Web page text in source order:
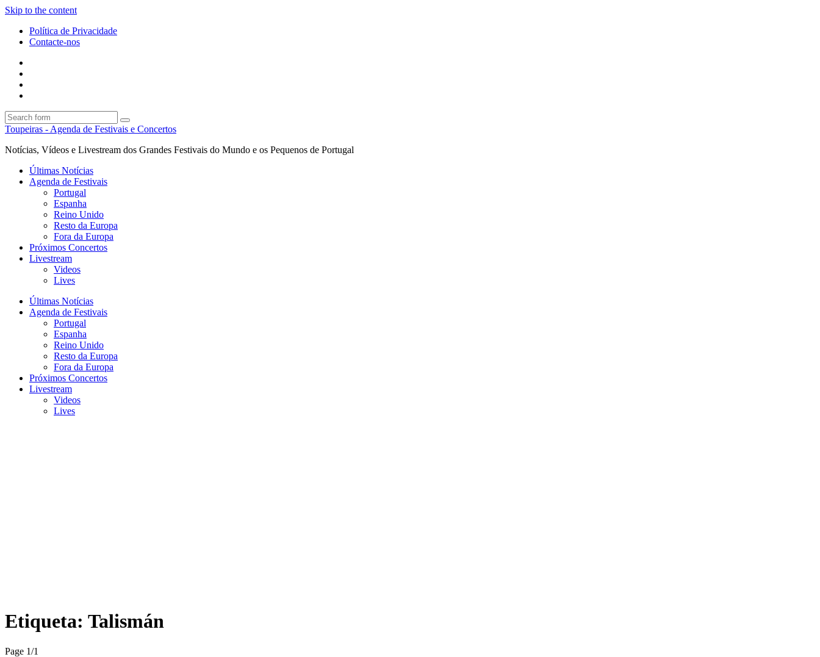
Skip to the content
Política de Privacidade
Contacte-nos
Search
Toupeiras - Agenda de Festivais e Concertos
Notícias, Vídeos e Livestream dos Grandes Festivais do Mundo e os Pequenos de Portugal
Últimas Notícias
Agenda de Festivais
Portugal
Espanha
Reino Unido
Resto da Europa
Fora da Europa
Próximos Concertos
Livestream
Videos
Lives
Últimas Notícias
Agenda de Festivais
Portugal
Espanha
Reino Unido
Resto da Europa
Fora da Europa
Próximos Concertos
Livestream
Videos
Lives
Etiqueta: Talismán
Page 1/1